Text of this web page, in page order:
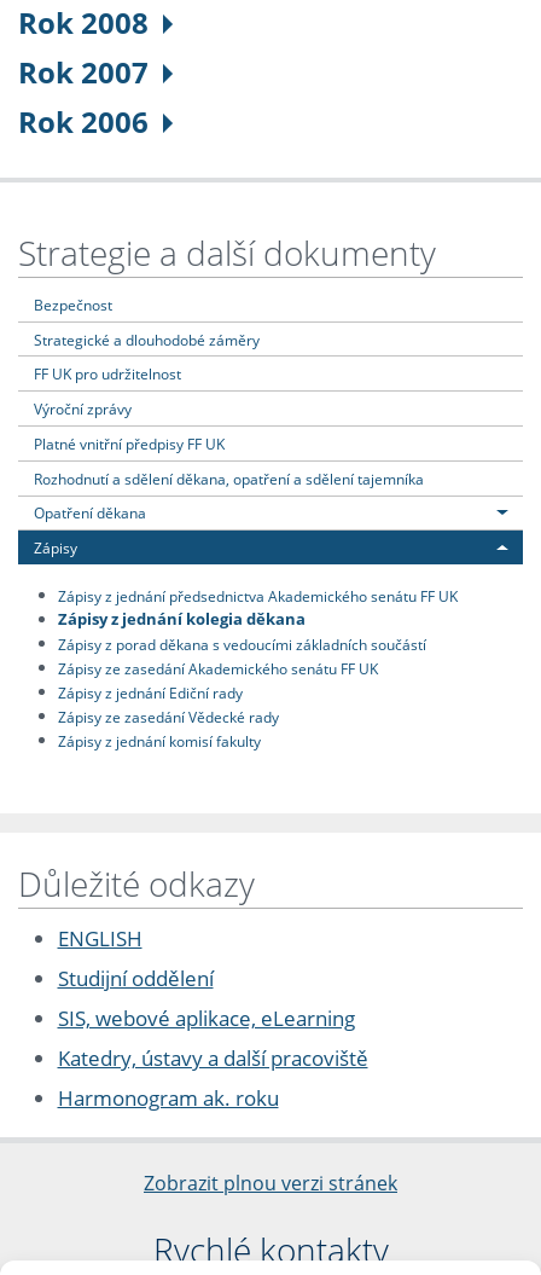
Rok 2008
Rok 2007
Rok 2006
Strategie a další dokumenty
Bezpečnost
Strategické a dlouhodobé záměry
FF UK pro udržitelnost
Výroční zprávy
Platné vnitřní předpisy FF UK
Rozhodnutí a sdělení děkana, opatření a sdělení tajemníka
Opatření děkana
Zápisy
Zápisy z jednání předsednictva Akademického senátu FF UK
Zápisy z jednání kolegia děkana
Zápisy z porad děkana s vedoucími základních součástí
Zápisy ze zasedání Akademického senátu FF UK
Zápisy z jednání Ediční rady
Zápisy ze zasedání Vědecké rady
Zápisy z jednání komisí fakulty
Důležité odkazy
ENGLISH
Studijní oddělení
SIS, webové aplikace, eLearning
Katedry, ústavy a další pracoviště
Harmonogram ak. roku
Zobrazit plnou verzi stránek
Rychlé kontakty